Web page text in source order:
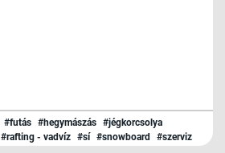
#futás #hegymászás #jégkorcsolya
#rafting - vadvíz #sí #snowboard
#szerviz